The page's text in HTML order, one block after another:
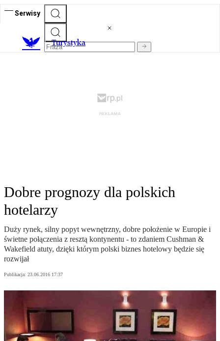
Serwisy
Turystyka
Dobre prognozy dla polskich
hotelarzy
Duży rynek, silny popyt wewnętrzny, dobre położenie w Europie i
świetne połączenia z resztą kontynentu - to zdaniem Cushman &
Wakefield atuty, dzięki którym polski biznes hotelowy będzie się
rozwijał
Publikacja: 23.06.2016 17:37